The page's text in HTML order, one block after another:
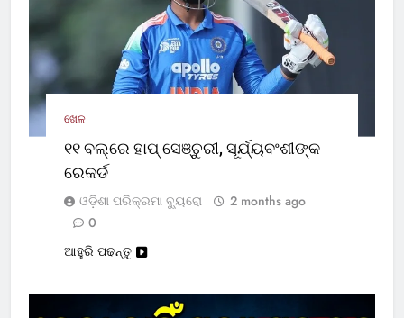
ଖେଳ
୧୧ ବଲ୍‌ରେ ହାପ୍ ସେଞ୍ଚୁରୀ, ସୂର୍ଯ୍ୟବଂଶୀଙ୍କ
ରେକର୍ଡ
ଓଡ଼ିଶା ପରିକ୍ରମା ବ୍ୟୁରୋ
2 months ago
0
ଆହୁରି ପଢନ୍ତୁ